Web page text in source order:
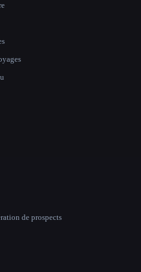
de prospects